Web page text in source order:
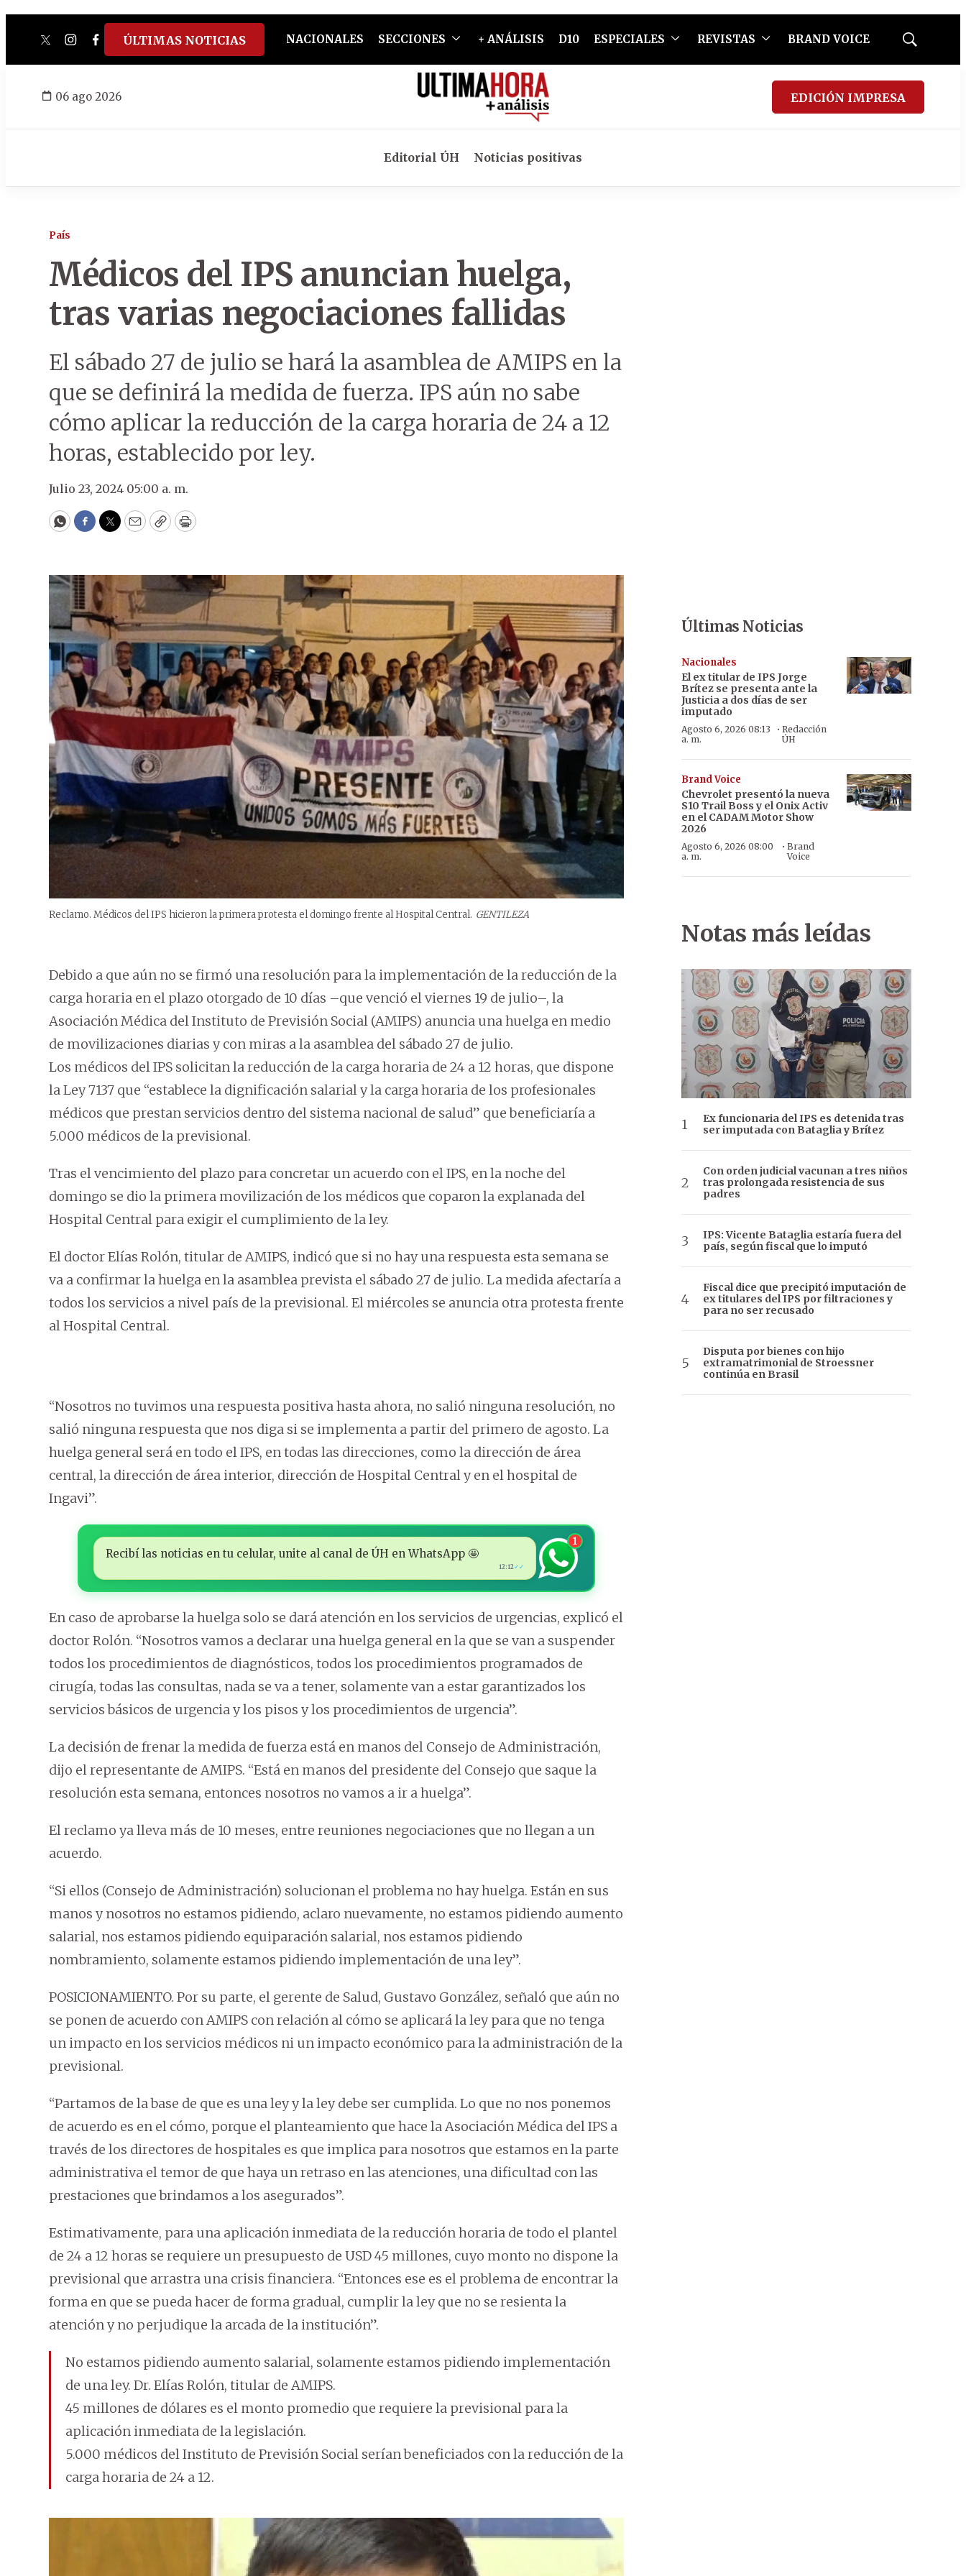
twitterinstagram
facebook
tiktokyoutube
spotify
ÚLTIMAS NOTICIAS NACIONALES SECCIONES + ANÁLISIS D10 ESPECIALES REVISTAS BRAND VOICE
Mostrar
06 ago 2026 EDICIÓN IMPRESA
Editorial ÚH Noticias positivas
País
Médicos del IPS anuncian huelga,
tras varias negociaciones fallidas
El sábado 27 de julio se hará la asamblea de AMIPS en la
que se definirá la medida de fuerza. IPS aún no sabe
cómo aplicar la reducción de la carga horaria de 24 a 12
horas, establecido por ley.
Julio 23, 2024 05:00 a. m.
WhatsApp
Facebook
Twitter
EmailCopyPrint
Reclamo. Médicos del IPS hicieron la primera protesta el domingo frente al Hospital Central. GENTILEZA
Debido a que aún no se firmó una resolución para la implementación de la reducción de la
carga horaria en el plazo otorgado de 10 días –que venció el viernes 19 de julio–, la
Asociación Médica del Instituto de Previsión Social (AMIPS) anuncia una huelga en medio
de movilizaciones diarias y con miras a la asamblea del sábado 27 de julio.
Los médicos del IPS solicitan la reducción de la carga horaria de 24 a 12 horas, que dispone
la Ley 7137 que “establece la dignificación salarial y la carga horaria de los profesionales
médicos que prestan servicios dentro del sistema nacional de salud” que beneficiaría a
5.000 médicos de la previsional.
Tras el vencimiento del plazo para concretar un acuerdo con el IPS, en la noche del
domingo se dio la primera movilización de los médicos que coparon la explanada del
Hospital Central para exigir el cumplimiento de la ley.
El doctor Elías Rolón, titular de AMIPS, indicó que si no hay una respuesta esta semana se
va a confirmar la huelga en la asamblea prevista el sábado 27 de julio. La medida afectaría a
todos los servicios a nivel país de la previsional. El miércoles se anuncia otra protesta frente
al Hospital Central.
“Nosotros no tuvimos una respuesta positiva hasta ahora, no salió ninguna resolución, no
salió ninguna respuesta que nos diga si se implementa a partir del primero de agosto. La
huelga general será en todo el IPS, en todas las direcciones, como la dirección de área
central, la dirección de área interior, dirección de Hospital Central y en el hospital de
Ingavi”.
Recibí las noticias en tu celular, unite al canal de ÚH en WhatsApp 🤩
12:12✓✓
1
En caso de aprobarse la huelga solo se dará atención en los servicios de urgencias, explicó el
doctor Rolón. “Nosotros vamos a declarar una huelga general en la que se van a suspender
todos los procedimientos de diagnósticos, todos los procedimientos programados de
cirugía, todas las consultas, nada se va a tener, solamente van a estar garantizados los
servicios básicos de urgencia y los pisos y los procedimientos de urgencia”.
La decisión de frenar la medida de fuerza está en manos del Consejo de Administración,
dijo el representante de AMIPS. “Está en manos del presidente del Consejo que saque la
resolución esta semana, entonces nosotros no vamos a ir a huelga”.
El reclamo ya lleva más de 10 meses, entre reuniones negociaciones que no llegan a un
acuerdo.
“Si ellos (Consejo de Administración) solucionan el problema no hay huelga. Están en sus
manos y nosotros no estamos pidiendo, aclaro nuevamente, no estamos pidiendo aumento
salarial, nos estamos pidiendo equiparación salarial, nos estamos pidiendo
nombramiento, solamente estamos pidiendo implementación de una ley”.
POSICIONAMIENTO. Por su parte, el gerente de Salud, Gustavo González, señaló que aún no
se ponen de acuerdo con AMIPS con relación al cómo se aplicará la ley para que no tenga
un impacto en los servicios médicos ni un impacto económico para la administración de la
previsional.
“Partamos de la base de que es una ley y la ley debe ser cumplida. Lo que no nos ponemos
de acuerdo es en el cómo, porque el planteamiento que hace la Asociación Médica del IPS a
través de los directores de hospitales es que implica para nosotros que estamos en la parte
administrativa el temor de que haya un retraso en las atenciones, una dificultad con las
prestaciones que brindamos a los asegurados”.
Estimativamente, para una aplicación inmediata de la reducción horaria de todo el plantel
de 24 a 12 horas se requiere un presupuesto de USD 45 millones, cuyo monto no dispone la
previsional que arrastra una crisis financiera. “Entonces ese es el problema de encontrar la
forma en que se pueda hacer de forma gradual, cumplir la ley que no se resienta la
atención y no perjudique la arcada de la institución”.
No estamos pidiendo aumento salarial, solamente estamos pidiendo implementación
de una ley. Dr. Elías Rolón, titular de AMIPS.
45 millones de dólares es el monto promedio que requiere la previsional para la
aplicación inmediata de la legislación.
5.000 médicos del Instituto de Previsión Social serían beneficiados con la reducción de la
carga horaria de 24 a 12.
Últimas Noticias
Nacionales
El ex titular de IPS Jorge
Brítez se presenta ante la
Justicia a dos días de ser
imputado
Agosto 6, 2026 08:13
a. m.
· Redacción
ÚH
Brand Voice
Chevrolet presentó la nueva
S10 Trail Boss y el Onix Activ
en el CADAM Motor Show
2026
Agosto 6, 2026 08:00
a. m.
·Brand
Voice
Notas más leídas
Ex funcionaria del IPS es detenida tras
ser imputada con Bataglia y Brítez
Con orden judicial vacunan a tres niños
tras prolongada resistencia de sus
padres
IPS: Vicente Bataglia estaría fuera del
país, según fiscal que lo imputó
Fiscal dice que precipitó imputación de
ex titulares del IPS por filtraciones y
para no ser recusado
Disputa por bienes con hijo
extramatrimonial de Stroessner
continúa en Brasil